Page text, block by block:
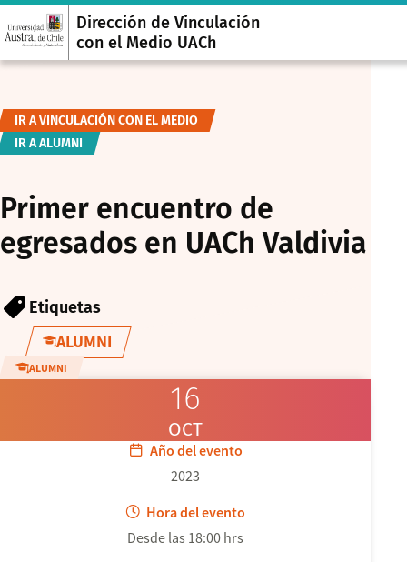
Dirección de Vinculación
con el Medio UACh
IR A VINCULACIÓN CON EL MEDIO
IR A ALUMNI
Primer encuentro de
egresados en UACh Valdivia
Etiquetas
ALUMNI
ALUMNI
16
OCT
Año del evento
2023
Hora del evento
Desde las 18:00 hrs